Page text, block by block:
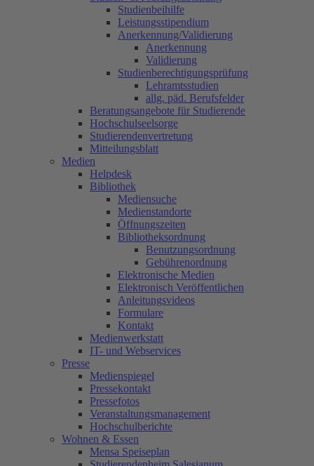
Studienbeihilfe
Leistungsstipendium
Anerkennung/Validierung
Anerkennung
Validierung
Studienberechtigungsprüfung
Lehramtsstudien
allg. päd. Berufsfelder
Beratungsangebote für Studierende
Hochschulseelsorge
Studierendenvertretung
Mitteilungsblatt
Medien
Helpdesk
Bibliothek
Mediensuche
Medienstandorte
Öffnungszeiten
Bibliotheksordnung
Benutzungsordnung
Gebührenordnung
Elektronische Medien
Elektronisch Veröffentlichen
Anleitungsvideos
Formulare
Kontakt
Medienwerkstatt
IT- und Webservices
Presse
Medienspiegel
Pressekontakt
Pressefotos
Veranstaltungsmanagement
Hochschulberichte
Wohnen & Essen
Mensa Speiseplan